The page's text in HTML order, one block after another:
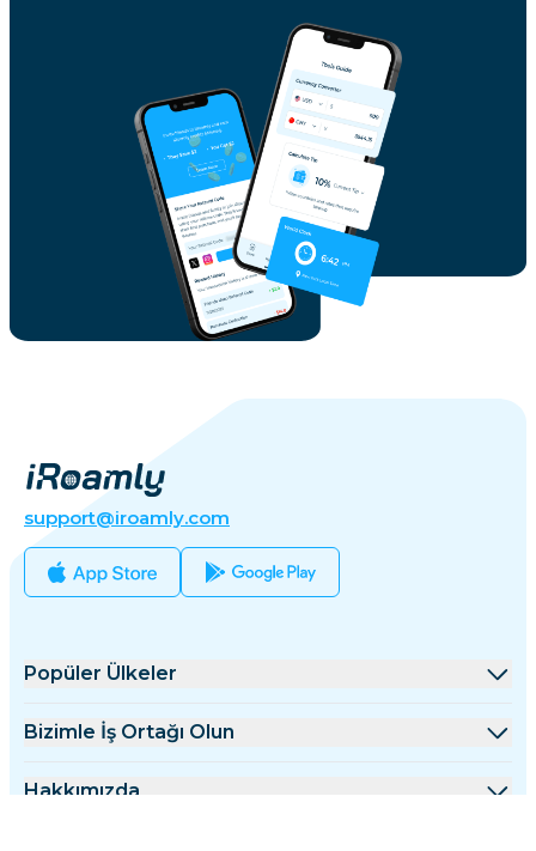
support@iroamly.com
Popüler Ülkeler
Amerika Birleşik Devletleri
Bizimle İş Ortağı Olun
Toptan Satış Platformu
Hakkımızda